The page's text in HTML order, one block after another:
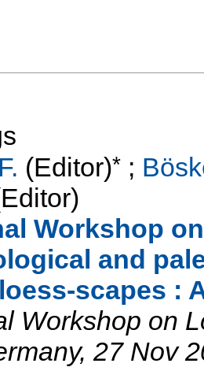
(Editor)* ;
Workshop
and
scapes :
Workshop on
, 27 Nov